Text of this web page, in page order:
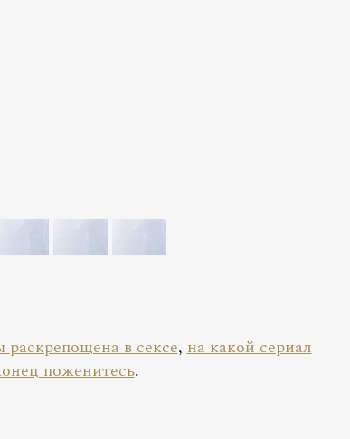
раскрепощена в сексе,на какой сериал
поженитесь.